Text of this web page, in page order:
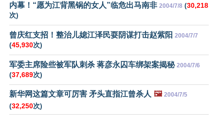
内幕！“愿为江背黑锅的女人”临危出马南非 2004/7/8 (30,218
次)
曾庆红支招！整治儿媳江泽民耍阴谋打击赵紫阳 2004/7/7
(45,930次)
军委主席险些被军队刺杀 蒋彦永囚车绑架案揭秘 2004/7/6
(37,689次)
新华网这篇文章可厉害 矛头直指江曾杀人 🖼️ 2004/7/5
(32,250次)